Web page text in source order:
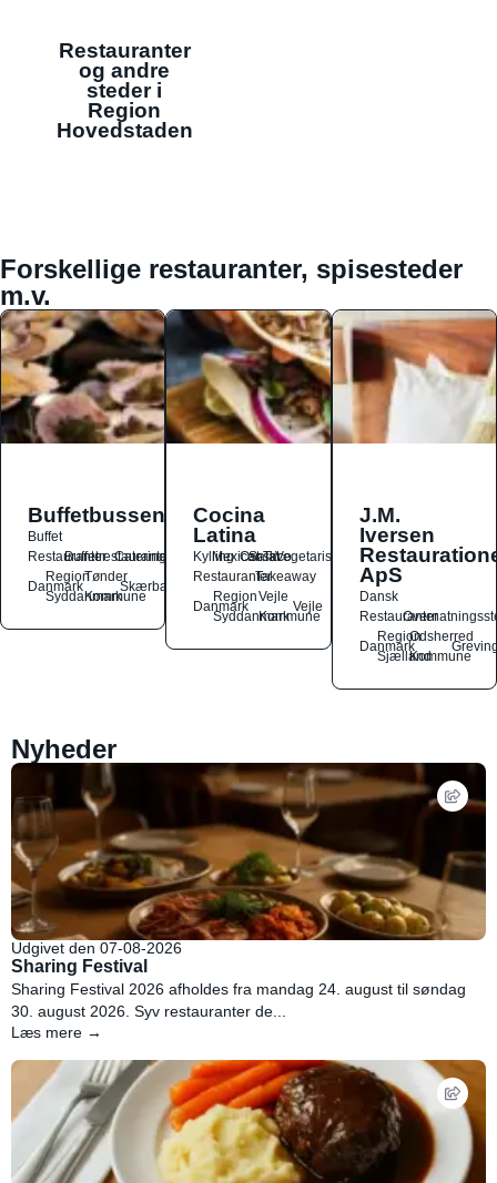
Restauranter
og andre
steder i
Region
Hovedstaden
Forskellige restauranter, spisesteder
m.v.
Buffetbussen
Buffet
Restauranter
Buffetrestauranter
Catering
Danmark
Region
Syddanmark
Tønder
Kommune
Skærbæk
Cocina
Latina
Kylling
Mexicansk
OstSalat
TacoVegetarisk
RestauranterTakeaway
Danmark
Region
Syddanmark
Vejle
Kommune
Vejle
J.M.
Iversen
ApS
Dansk
Restauranter
Danmark
Region
Sjælland
Odsherred
Kommune
Nyheder
Udgivet den 07-08-2026
Sharing Festival
Sharing Festival 2026 afholdes fra mandag 24. august til søndag
30. august 2026. Syv restauranter de...
Læs mere →